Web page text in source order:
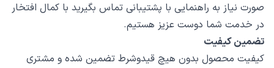
صورت نیاز به راهنمایی با پشتیبانی تماس بگیرید با کمال افتخار
در خدمت شما دوست عزیز هستیم.
تضمین کیفیت
کیفیت محصول بدون هیچ قیدوشرط تضمین شده و مشتری